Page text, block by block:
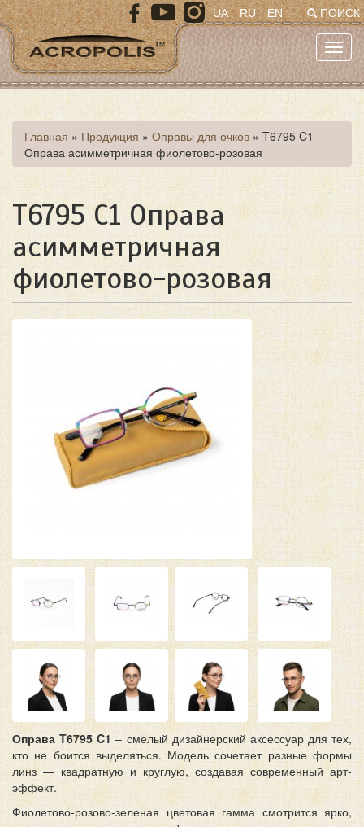
Перейти
к
основному
содержанию
ПОИСК
UA RU EN
Вы
здесь
Главная » Продукция » Оправы для очков » T6795 C1
Оправа асимметричная фиолетово-розовая
T6795 C1 Оправа
асимметричная
фиолетово-розовая
Оправа T6795 C1 – смелый дизайнерский аксессуар для тех,
кто не боится выделяться. Модель сочетает разные формы
линз — квадратную и круглую, создавая современный арт-
эффект.
Фиолетово-розово-зеленая цветовая гамма смотрится ярко,